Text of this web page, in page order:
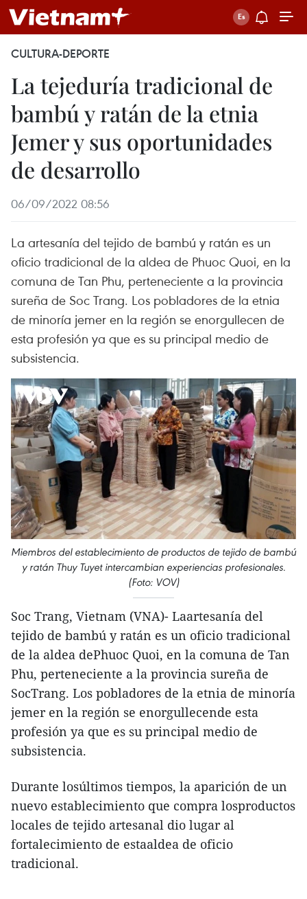
CULTURA-DEPORTE
La tejeduría tradicional de
bambú y ratán de la etnia
Jemer y sus oportunidades
de desarrollo
06/09/2022 08:56
La artesanía del tejido de bambú y ratán es un
oficio tradicional de la aldea de Phuoc Quoi, en la
comuna de Tan Phu, perteneciente a la provincia
sureña de Soc Trang. Los pobladores de la etnia
de minoría jemer en la región se enorgullecen de
esta profesión ya que es su principal medio de
subsistencia.
Miembros del establecimiento de productos de tejido de bambú
y ratán Thuy Tuyet intercambian experiencias profesionales.
(Foto: VOV)
Soc Trang, Vietnam (VNA)- Laartesanía del
tejido de bambú y ratán es un oficio tradicional
de la aldea dePhuoc Quoi, en la comuna de Tan
Phu, perteneciente a la provincia sureña de
SocTrang. Los pobladores de la etnia de minoría
jemer en la región se enorgullecende esta
profesión ya que es su principal medio de
subsistencia.
Durante losúltimos tiempos, la aparición de un
nuevo establecimiento que compra losproductos
locales de tejido artesanal dio lugar al
fortalecimiento de estaaldea de oficio
tradicional.